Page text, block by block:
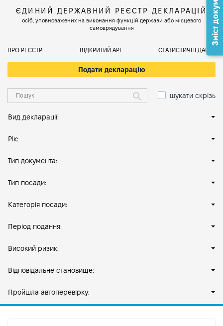
ЄДИНИЙ ДЕРЖАВНИЙ РЕЄСТР ДЕКЛАРАЦІЙ
осіб, уповноважених на виконання функцій держави або місцевого
самоврядування
ПРО РЕЄСТР ВІДКРИТИЙ АРІ СТАТИСТИЧНІ ДАНІ
Подати декларацію
шукати скрізь
Вид декларації:
Рік:
Тип документа:
Тип посади:
Категорія посади:
Період подання:
Високий ризик:
Відповідальне становище:
Пройшла автоперевірку:
Зміст документа